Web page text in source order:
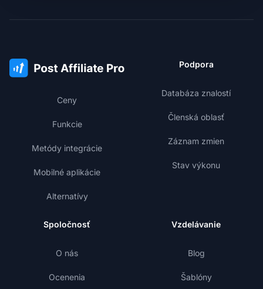
Ceny
Funkcie
Metódy integrácie
Mobilné aplikácie
Alternatívy
Podpora
Databáza znalostí
Členská oblasť
Záznam zmien
Stav výkonu
Spoločnosť
O nás
Ocenenia
Vzdelávanie
Blog
Šablóny